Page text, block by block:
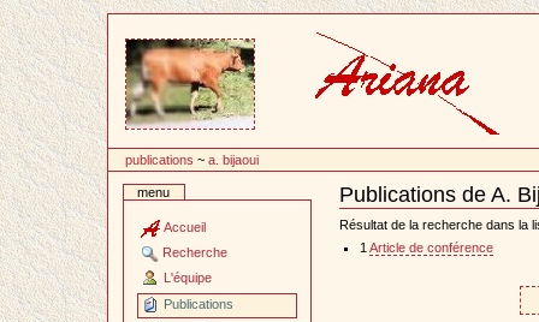
contenu
publications ~a. bijaoui
menu
Accueil
Recherche
L'équipe
Publications
Publications de A.
Document
Actions
Résultat de la recherche dans la
1 Article de conférence